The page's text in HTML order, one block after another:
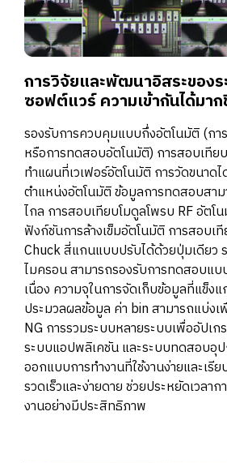
การวิจัยและพัฒนาอิสระของร
ซอฟต์แวร์ ความเข้ากันได้มา
รองรับการควบคุมแบบกึ่งอัตโนมัติ (กา
หรือการทดสอบอัตโนมัติ) การสอบเทีย
ทำแผนที่เวเฟอร์อัตโนมัติ การวัดขนาด
ตำแหน่งอัตโนมัติ ข้อมูลการทดสอบสาม
ไกล การสอบเทียบโมดูลโพรบ RF อัตโ
ฟังก์ชันการล้างเข็มอัตโนมัติ การสอบเ
Chuck สี่แกนแบบปรับได้ด้วยปุ่มเดียว
ไมครอน สามารถรองรับการทดสอบแ
เนื่อง ความจุในการจัดเก็บข้อมูลที่แข็ง
ประมวลผลข้อมูล ค่า bin สามารถแบ่
NG การรวมระบบหลายระบบเพื่ออัปเ
ระบบแอปพลิเคชัน และระบบทดสอบอุ
ออกแบบการทำงานที่ใช้งานง่ายและเรี
รวดเร็วและง่ายดาย ช่วยประหยัดเวล
งานอย่างมีประสิทธิภาพ